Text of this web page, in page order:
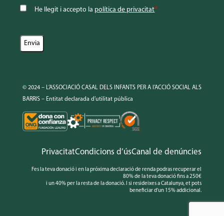
He llegit i accepto la política de privacitat*
© 2024 – L’ASSOCIACIÓ CASAL DELS INFANTS PER A l’ACCIÓ SOCIAL ALS
BARRIS – Entitat declarada d’utilitat pública
PrivacitatCondicions d’úsCanal de denúncies
Fes la teva donació i en la próxima declaració de renda podras recuperar el
80% de la teva donació fins a 250€
i un 40% per la resta de la donació. I si resideixes a Catalunya, et pots
beneficiar d’un 15% addicional.